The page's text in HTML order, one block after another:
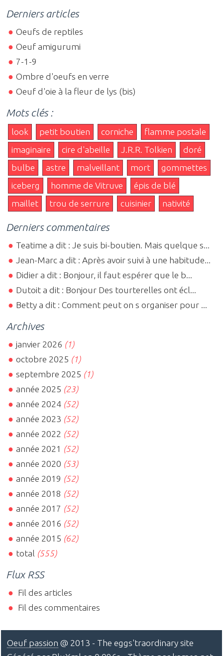
Derniers articles
Oeufs de reptiles
Oeuf amigurumi
7-1-9
Ombre d'oeufs en verre
Oeuf d'oie à la fleur de lys (bis)
Mots clés :
look petit boutien corniche
flamme postale
imaginaire
cire d'abeille J.R.R. Tolkien
doré
bulbe
astre malveillant mort
gommettes
iceberg
homme de Vitruve
épis de blé
maillet
trou de serrure cuisinier nativité
Derniers commentaires
Teatime a dit : Je suis bi-boutien. Mais quelque s...
Jean-Marc a dit : Après avoir suivi à une habitude...
Didier a dit : Bonjour, il faut espérer que le b...
Dutoit a dit : Bonjour Des tourterelles ont écl...
Betty a dit : Comment peut on s organiser pour ...
Archives
janvier 2026 (1)
octobre 2025 (1)
septembre 2025 (1)
année 2025 (23)
année 2024 (52)
année 2023 (52)
année 2022 (52)
année 2021 (52)
année 2020 (53)
année 2019 (52)
année 2018 (52)
année 2017 (52)
année 2016 (52)
année 2015 (62)
total (555)
Flux RSS
Fil des articles
Fil des commentaires
Oeuf passion @ 2013 - The eggs'traordinary site